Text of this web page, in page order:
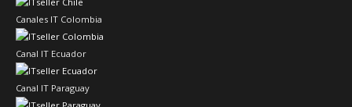
Canales IT Colombia
Canal IT Ecuador
Canal IT Paraguay